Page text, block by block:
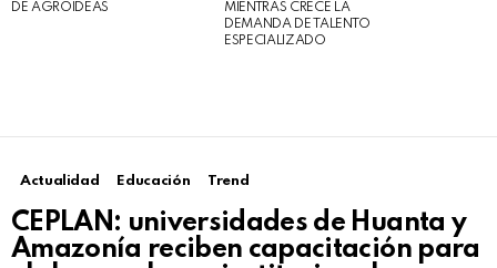
DE AGROIDEAS
MIENTRAS CRECE LA
DEMANDA DE TALENTO
ESPECIALIZADO
Actualidad Educación Trend
CEPLAN: universidades de Huanta y
Amazonía reciben capacitación para